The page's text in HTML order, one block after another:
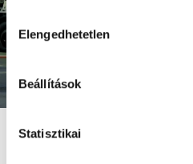
Hozzájárulás
kiválasztása
Elengedhetetlen
Beállítások
Statisztikai